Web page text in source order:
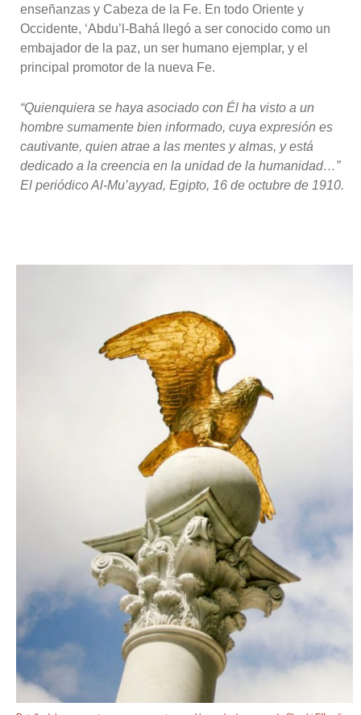
enseñanzas y Cabeza de la Fe. En todo Oriente y
Occidente, ‘Abdu’l-Bahá llegó a ser conocido como un
embajador de la paz, un ser humano ejemplar, y el
principal promotor de la nueva Fe.
“Quienquiera se haya asociado con Él ha visto a un
hombre sumamente bien informado, cuya expresión es
cautivante, quien atrae a las mentes y almas, y está
dedicado a la creencia en la unidad de la humanidad…”
El periódico Al-Mu’ayyad, Egipto, 16 de octubre de 1910.